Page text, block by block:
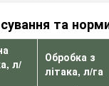
та
л/
Обробка з
літака, л/га